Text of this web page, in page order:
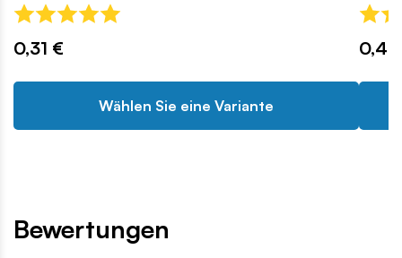
0,31 €
Wählen Sie eine Variante
Bewertungen